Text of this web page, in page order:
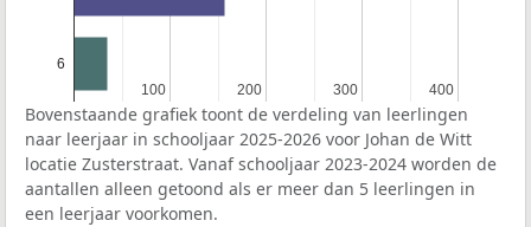
100
100 200
200 300
300 400
400
6
Bovenstaande grafiek toont de verdeling van leerlingen
naar leerjaar in schooljaar 2025-2026 voor Johan de Witt
locatie Zusterstraat. Vanaf schooljaar 2023-2024 worden de
aantallen alleen getoond als er meer dan 5 leerlingen in
een leerjaar voorkomen.